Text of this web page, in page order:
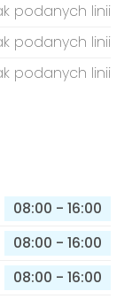
podanych linii
podanych linii
podanych linii
08:00 - 16:00
08:00 - 16:00
08:00 - 16:00